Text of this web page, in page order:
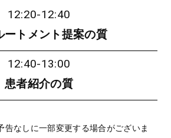
12:20-12:40
ートメント提案の質
12:40-13:00
患者紹介の質
なしに一部変更する場合がございま